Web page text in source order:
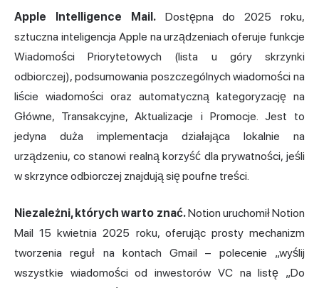
Apple Intelligence Mail.Dostępna do 2025 roku,
sztuczna inteligencja Apple na urządzeniach oferuje funkcje
Wiadomości Priorytetowych (lista u góry skrzynki
odbiorczej), podsumowania poszczególnych wiadomości na
liście wiadomości oraz automatyczną kategoryzację na
Główne, Transakcyjne, Aktualizacje i Promocje. Jest to
jedyna duża implementacja działająca lokalnie na
urządzeniu, co stanowi realną korzyść dla prywatności, jeśli
w skrzynce odbiorczej znajdują się poufne treści.
Niezależni, których warto znać.Notion uruchomił Notion
Mail 15 kwietnia 2025 roku, oferując prosty mechanizm
tworzenia reguł na kontach Gmail – polecenie „wyślij
wszystkie wiadomości od inwestorów VC na listę „Do